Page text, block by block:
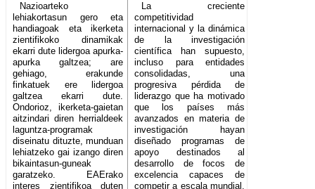
Nazioarteko
lehiakortasun gero eta
handiagoak eta ikerketa
zientifikoko dinamikak
ekarri dute lidergoa apurka-
apurka galtzea; are
gehiago, erakunde
finkatuek ere lidergoa
galtzea ekarri dute.
Ondorioz, ikerketa-gaietan
aitzindari diren herrialdeek
laguntza-programak
diseinatu dituzte, munduan
lehiatzeko gai izango diren
bikaintasun-guneak
garatzeko. EAErako
interes zientifikoa duten
La creciente
competitividad
internacional y la dinámica
de la investigación
científica han supuesto,
incluso para entidades
consolidadas, una
progresiva pérdida de
liderazgo que ha motivado
que los países más
avanzados en materia de
investigación hayan
diseñado programas de
apoyo destinados al
desarrollo de focos de
excelencia capaces de
competir a escala mundial.